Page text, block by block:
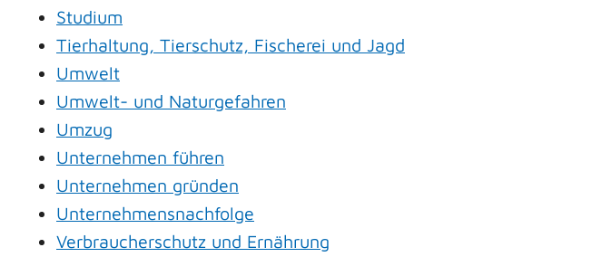
Studium
Tierhaltung, Tierschutz, Fischerei und Jagd
Umwelt
Umwelt- und Naturgefahren
Umzug
Unternehmen führen
Unternehmen gründen
Unternehmensnachfolge
Verbraucherschutz und Ernährung